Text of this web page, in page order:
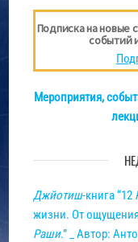
Подписка на новые
событий
Мероприятия,
Джйотиш-книга “12
жизни. От
Раши.” _ Автор: